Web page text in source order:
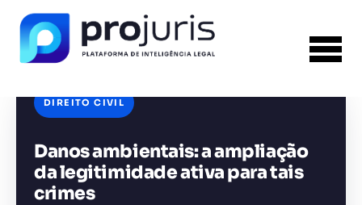
DIREITO CIVIL
Danos ambientais: a ampliação
da legitimidade ativa para tais
crimes
FERRAMENTA RECOMENDADA PARA ESTE
CONTEÚDO
Gerador de Contrato de Honorários